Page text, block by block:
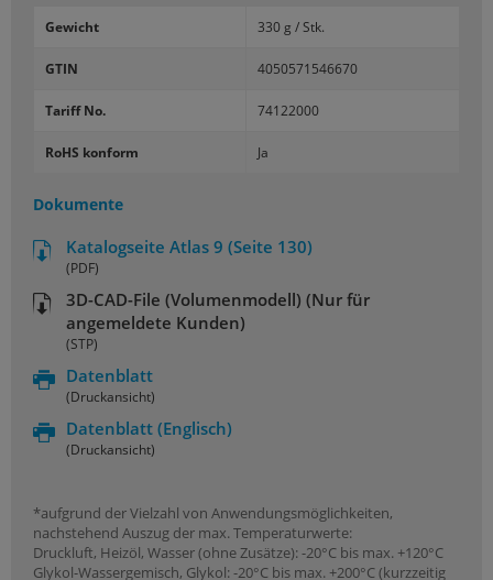
Gewicht 330 g / Stk.
GTIN 4050571546670
Tariff No. 74122000
RoHS konform Ja
Dokumente
Katalogseite Atlas 9 (Seite 130)
(PDF)
3D-CAD-File (Volumenmodell) (Nur für
angemeldete Kunden)
(STP)
Datenblatt
(Druckansicht)
Datenblatt (Englisch)
(Druckansicht)
*aufgrund der Vielzahl von Anwendungsmöglichkeiten,
nachstehend Auszug der max. Temperaturwerte:
Druckluft, Heizöl, Wasser (ohne Zusätze): -20°C bis max. +120°C
Glykol-Wassergemisch, Glykol: -20°C bis max. +200°C (kurzzeitig